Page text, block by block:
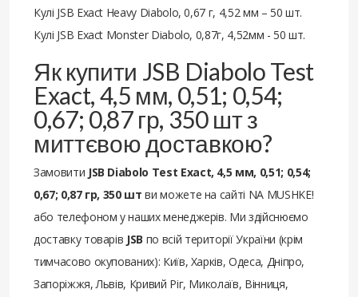
Кулі JSB Exact Heavy Diabolo, 0,67 г, 4,52 мм – 50 шт.
Кулі JSB Exact Monster Diabolo, 0,87г, 4,52мм - 50 шт.
Як купити JSB Diabolo Test
Exact, 4,5 мм, 0,51; 0,54;
0,67; 0,87 гр, 350 шт з
миттєвою доставкою?
Замовити JSB Diabolo Test Exact, 4,5 мм, 0,51; 0,54;
0,67; 0,87 гр, 350 шт ви можете на сайті NA MUSHKE!
або телефоном у наших менеджерів. Ми здійснюємо
доставку товарів JSB по всій території України (крім
тимчасово окупованих): Київ, Харків, Одеса, Дніпро,
Запоріжжя, Львів, Кривий Ріг, Миколаїв, Вінниця,